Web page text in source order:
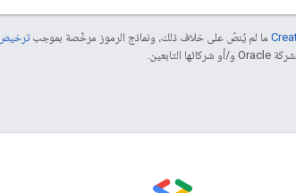
ما لم يُنصّ على خلاف ذلك، ونماذج الرموز مرخّصة بموجبترخيص Apache 2.0‏